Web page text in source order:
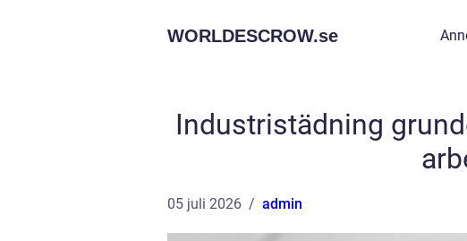
WORLDESCROW.se
Industristädning
05 juli 2026 admin